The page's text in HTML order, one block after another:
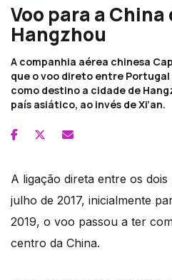
Voo para a
Hangzhou
A companhia aérea chinesa
que o voo direto entre
como destino a cidade de
país asiático, ao invés de Xi’an.
A ligação direta entre os
julho de 2017, inicialmente
2019, o voo passou a ter
centro da China.